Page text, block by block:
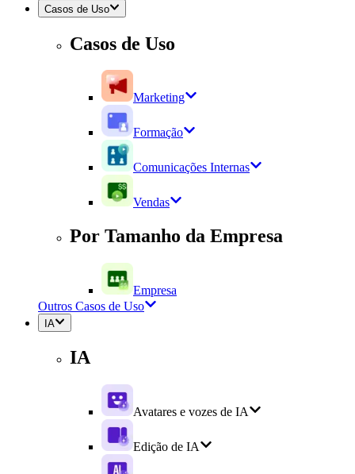
Casos de Uso
Casos de Uso
Marketing
Formação
Comunicações Internas
Vendas
Por Tamanho da Empresa
Empresa
Outros Casos de Uso
IA
IA
Avatares e vozes de IA
Edição de IA